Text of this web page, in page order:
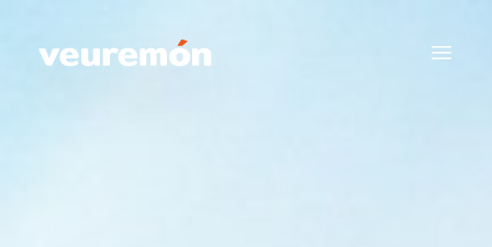
Your Company